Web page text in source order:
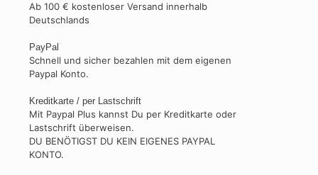
Ab 100 € kostenloser Versand innerhalb
Deutschlands
PayPal
Schnell und sicher bezahlen mit dem eigenen
Paypal Konto.
Kreditkarte / per Lastschrift
Mit Paypal Plus kannst Du per Kreditkarte oder
Lastschrift überweisen.
DU BENÖTIGST DU KEIN EIGENES PAYPAL
KONTO.